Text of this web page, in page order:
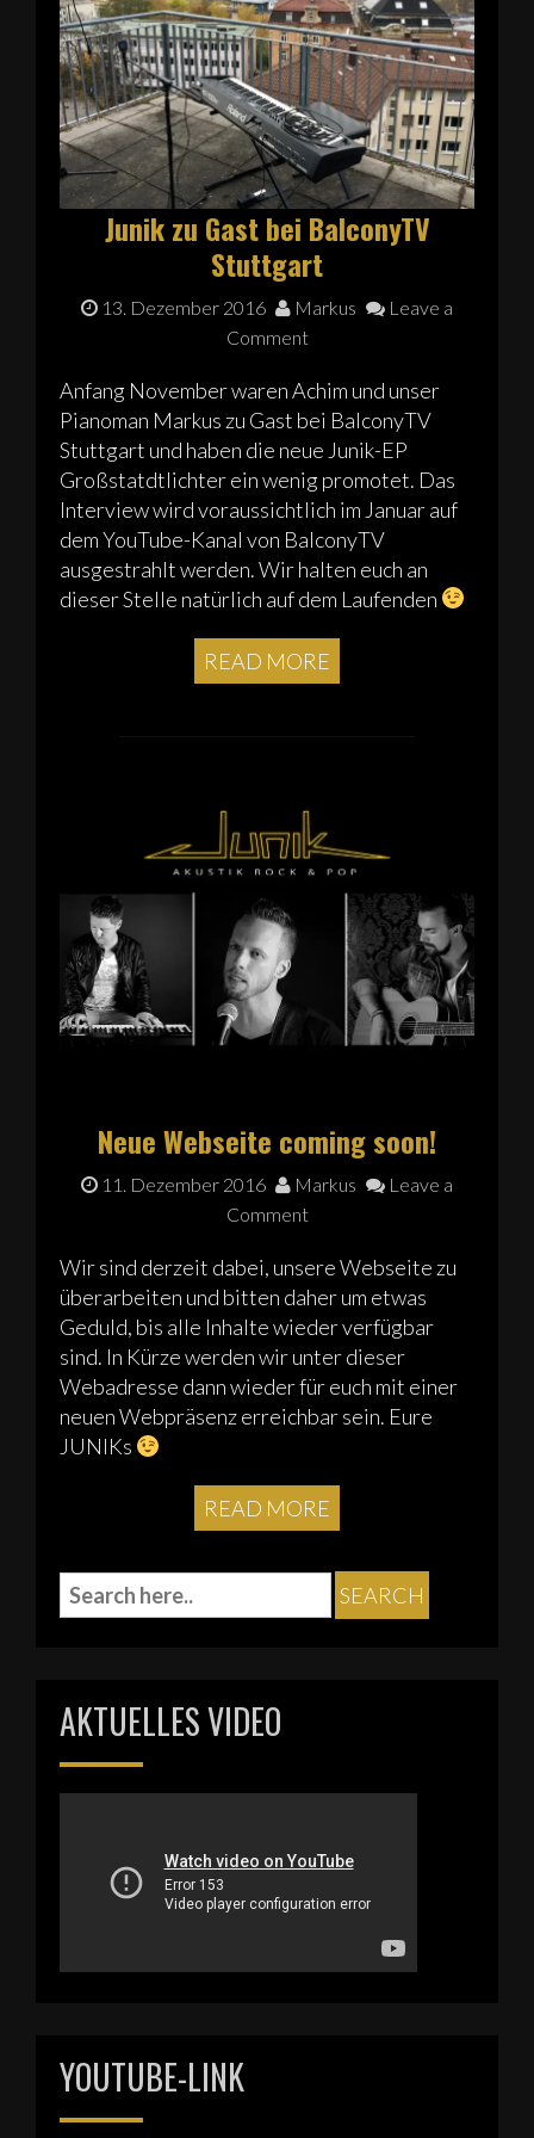
Junik zu Gast bei BalconyTV
Stuttgart
13. Dezember 2016 Markus
Leave a
Comment
Anfang November waren Achim und unser
Pianoman Markus zu Gast bei BalconyTV
Stuttgart und haben die neue Junik-EP
Großstatdtlichter ein wenig promotet. Das
Interview wird voraussichtlich im Januar auf
dem YouTube-Kanal von BalconyTV
ausgestrahlt werden. Wir halten euch an
dieser Stelle natürlich auf dem Laufenden
READ MORE
Neue Webseite coming soon!
11. Dezember 2016 Markus
Leave a
Comment
Wir sind derzeit dabei, unsere Webseite zu
überarbeiten und bitten daher um etwas
Geduld, bis alle Inhalte wieder verfügbar
sind. In Kürze werden wir unter dieser
Webadresse dann wieder für euch mit einer
neuen Webpräsenz erreichbar sein. Eure
JUNIKs
READ MORE
AKTUELLES VIDEO
YOUTUBE-LINK